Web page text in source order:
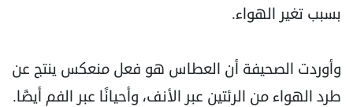
بسبب تغير الهواء.
وأوردت الصحيفة أن العطاس هو فعل منعكس ينتج عن
طرد الهواء من الرئتين عبر الأنف، وأحيانًا عبر الفم أيضًا.